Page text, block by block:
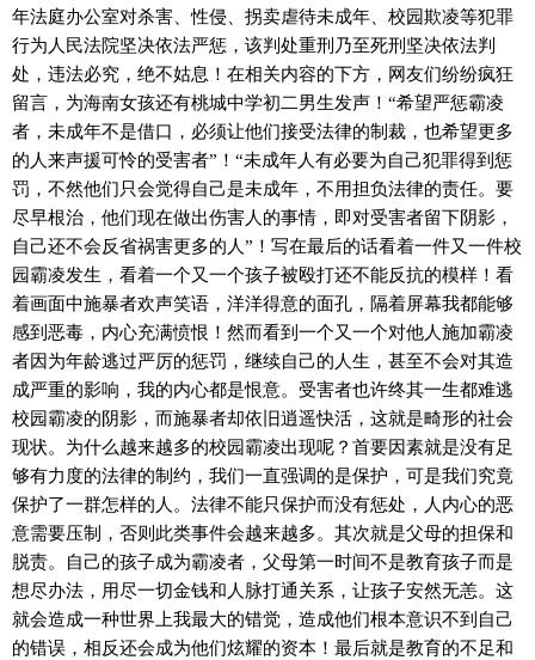
年法庭办公室对杀害、性侵、拐卖虐待未成年、校园欺凌等犯罪
行为人民法院坚决依法严惩，该判处重刑乃至死刑坚决依法判
处，违法必究，绝不姑息！在相关内容的下方，网友们纷纷疯狂
留言，为海南女孩还有桃城中学初二男生发声！“希望严惩霸凌
者，未成年不是借口，必须让他们接受法律的制裁，也希望更多
的人来声援可怜的受害者”！“未成年人有必要为自己犯罪得到惩
罚，不然他们只会觉得自己是未成年，不用担负法律的责任。要
尽早根治，他们现在做出伤害人的事情，即对受害者留下阴影，
自己还不会反省祸害更多的人”！写在最后的话看着一件又一件校
园霸凌发生，看着一个又一个孩子被殴打还不能反抗的模样！看
着画面中施暴者欢声笑语，洋洋得意的面孔，隔着屏幕我都能够
感到恶毒，内心充满愤恨！然而看到一个又一个对他人施加霸凌
者因为年龄逃过严厉的惩罚，继续自己的人生，甚至不会对其造
成严重的影响，我的内心都是恨意。受害者也许终其一生都难逃
校园霸凌的阴影，而施暴者却依旧逍遥快活，这就是畸形的社会
现状。为什么越来越多的校园霸凌出现呢？首要因素就是没有足
够有力度的法律的制约，我们一直强调的是保护，可是我们究竟
保护了一群怎样的人。法律不能只保护而没有惩处，人内心的恶
意需要压制，否则此类事件会越来越多。其次就是父母的担保和
脱责。自己的孩子成为霸凌者，父母第一时间不是教育孩子而是
想尽办法，用尽一切金钱和人脉打通关系，让孩子安然无恙。这
就会造成一种世界上我最大的错觉，造成他们根本意识不到自己
的错误，相反还会成为他们炫耀的资本！最后就是教育的不足和